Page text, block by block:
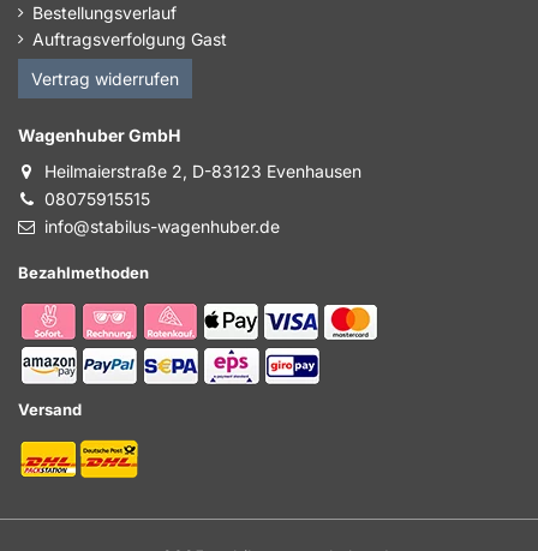
Bestellungsverlauf
Auftragsverfolgung Gast
Vertrag widerrufen
Wagenhuber GmbH
Heilmaierstraße 2, D-83123 Evenhausen
08075915515
info@stabilus-wagenhuber.de
Bezahlmethoden
Versand